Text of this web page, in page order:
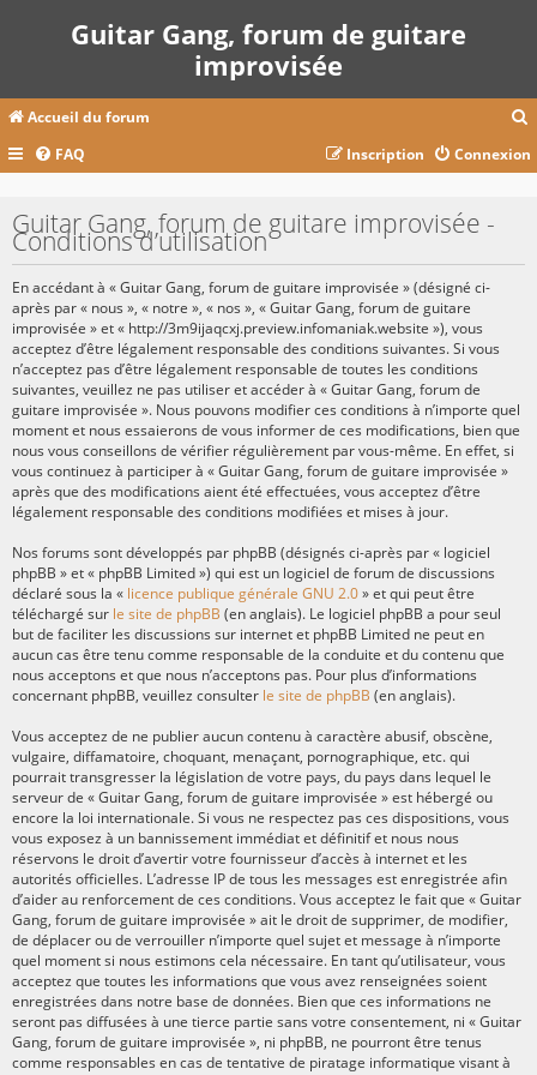
Guitar Gang, forum de guitare
improvisée
Accueil du forum
c
FAQ Connexion
Inscription
Guitar Gang, forum de guitare improvisée -
Conditions d’utilisation
En accédant à « Guitar Gang, forum de guitare improvisée » (désigné ci-
après par « nous », « notre », « nos », « Guitar Gang, forum de guitare
improvisée » et « http://3m9ijaqcxj.preview.infomaniak.website »), vous
acceptez d’être légalement responsable des conditions suivantes. Si vous
n’acceptez pas d’être légalement responsable de toutes les conditions
suivantes, veuillez ne pas utiliser et accéder à « Guitar Gang, forum de
guitare improvisée ». Nous pouvons modifier ces conditions à n’importe quel
moment et nous essaierons de vous informer de ces modifications, bien que
nous vous conseillons de vérifier régulièrement par vous-même. En effet, si
vous continuez à participer à « Guitar Gang, forum de guitare improvisée »
après que des modifications aient été effectuées, vous acceptez d’être
légalement responsable des conditions modifiées et mises à jour.
Nos forums sont développés par phpBB (désignés ci-après par « logiciel
phpBB » et « phpBB Limited ») qui est un logiciel de forum de discussions
déclaré sous la « licence publique générale GNU 2.0» et qui peut être
téléchargé sur le site de phpBB (en anglais). Le logiciel phpBB a pour seul
but de faciliter les discussions sur internet et phpBB Limited ne peut en
aucun cas être tenu comme responsable de la conduite et du contenu que
nous acceptons et que nous n’acceptons pas. Pour plus d’informations
concernant phpBB, veuillez consulter le site de phpBB (en anglais).
Vous acceptez de ne publier aucun contenu à caractère abusif, obscène,
vulgaire, diffamatoire, choquant, menaçant, pornographique, etc. qui
pourrait transgresser la législation de votre pays, du pays dans lequel le
serveur de « Guitar Gang, forum de guitare improvisée » est hébergé ou
encore la loi internationale. Si vous ne respectez pas ces dispositions, vous
vous exposez à un bannissement immédiat et définitif et nous nous
réservons le droit d’avertir votre fournisseur d’accès à internet et les
autorités officielles. L’adresse IP de tous les messages est enregistrée afin
d’aider au renforcement de ces conditions. Vous acceptez le fait que « Guitar
Gang, forum de guitare improvisée » ait le droit de supprimer, de modifier,
de déplacer ou de verrouiller n’importe quel sujet et message à n’importe
quel moment si nous estimons cela nécessaire. En tant qu’utilisateur, vous
acceptez que toutes les informations que vous avez renseignées soient
enregistrées dans notre base de données. Bien que ces informations ne
seront pas diffusées à une tierce partie sans votre consentement, ni « Guitar
Gang, forum de guitare improvisée », ni phpBB, ne pourront être tenus
comme responsables en cas de tentative de piratage informatique visant à